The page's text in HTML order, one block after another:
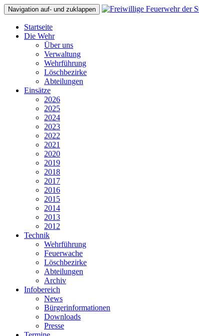
Navigation auf- und zuklappen
Startseite
Die Wehr
Über uns
Verwaltung
Wehrführung
Löschbezirke
Abteilungen
Einsätze
2026
2025
2024
2023
2022
2021
2020
2019
2018
2017
2016
2015
2014
2013
2012
Technik
Wehrführung
Feuerwache
Löschbezirke
Abteilungen
Archiv
Infobereich
News
Bürgerinformationen
Downloads
Presse